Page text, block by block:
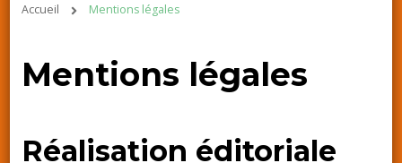
Accueil Mentions légales
Mentions légales
Réalisation éditoriale